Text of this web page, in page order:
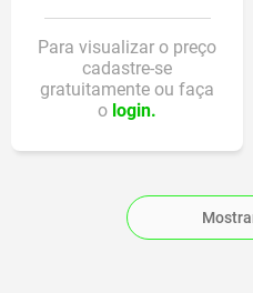
Para visualizar o preço
cadastre-se
gratuitamente ou faça
o login.